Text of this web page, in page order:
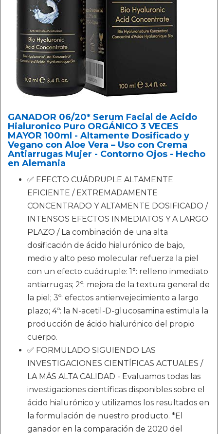
GANADOR 06/20* Serum Facial de Acido
Hialuronico Puro ORGÁNICO 3 VECES
MAYOR 100ml - Altamente Dosificado y
Vegano con Aloe Vera – Uso con Crema
Antiarrugas Mujer - Contorno Ojos - Hecho
en Alemania
✅ EFECTO CUÁDRUPLE ALTAMENTE
EFICIENTE / EXTREMADAMENTE
CONCENTRADO Y ALTAMENTE DOSIFICADO /
INTENSOS EFECTOS INMEDIATOS Y A LARGO
PLAZO / La combinación de una alta
dosificación de ácido hialurónico de bajo,
medio y alto peso molecular refuerza la piel
con un efecto cuádruple: 1°: relleno inmediato
antiarrugas; 2º: mejora de la textura general de
la piel; 3º: efectos antienvejecimiento a largo
plazo; 4º: la N-acetil-D-glucosamina estimula la
producción de ácido hialurónico del propio
cuerpo.
✅ FORMULADO SIGUIENDO LAS
INVESTIGACIONES CIENTÍFICAS ACTUALES /
LA MÁS ALTA CALIDAD - Evaluamos todas las
investigaciones científicas disponibles sobre el
ácido hialurónico y utilizamos los resultados en
la formulación de nuestro producto. *El
ganador en la comparación de 2020 del